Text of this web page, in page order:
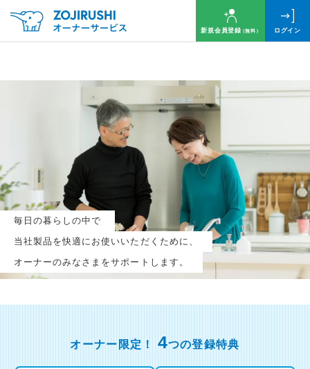
新規会員登録（無料） ログイン
毎日の暮らしの中で
当社製品を快適にお使いいただくために、
オーナーのみなさまをサポートします。
毎月抽選で 名様に
円分のQUOカードプレゼント！
新規会員登録（無料）
ログイン
※新規会員登録または追加製品登録をいただいた方が対象です
※オーナーサービスは日本国内にお住まいの個人の方向けサービスとなります
オーナー限定！ 4つの登録特典